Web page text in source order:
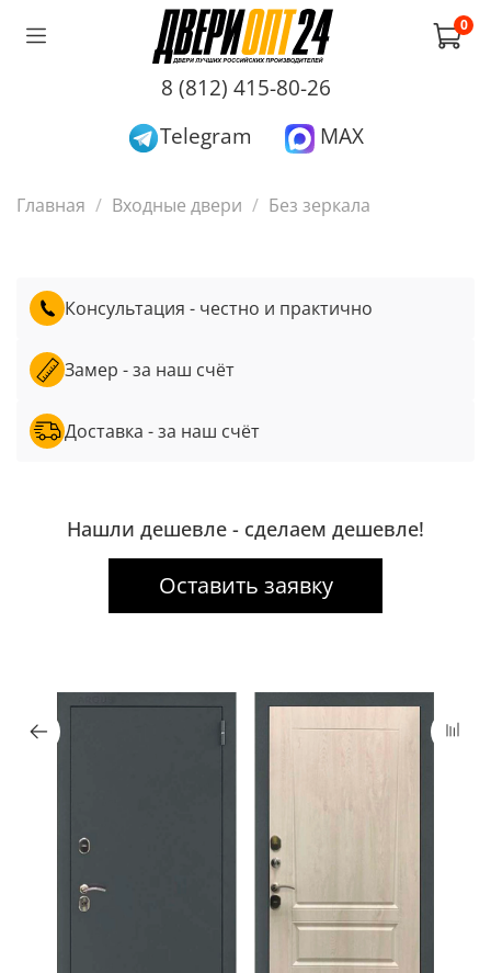
0
8 (812) 415-80-26
Telegram
MAX
Главная Входные двери Без зеркала
Консультация - честно и практично
Замер - за наш счёт
Доставка - за наш счёт
Нашли дешевле - сделаем дешевле!
Оставить заявку